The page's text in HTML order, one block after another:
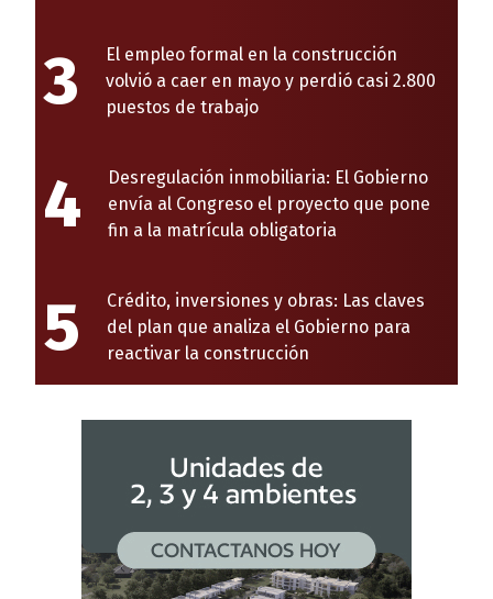
3
El empleo formal en la construcción
volvió a caer en mayo y perdió casi 2.800
puestos de trabajo
4
Desregulación inmobiliaria: El Gobierno
envía al Congreso el proyecto que pone
fin a la matrícula obligatoria
5
Crédito, inversiones y obras: Las claves
del plan que analiza el Gobierno para
reactivar la construcción